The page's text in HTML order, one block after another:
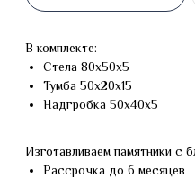
В комплекте:
Стела 80х50х5
Тумба 50х20х15
Надгробка 50х40х5
Изготавливаем памятники с
Рассрочка до 6 месяцев